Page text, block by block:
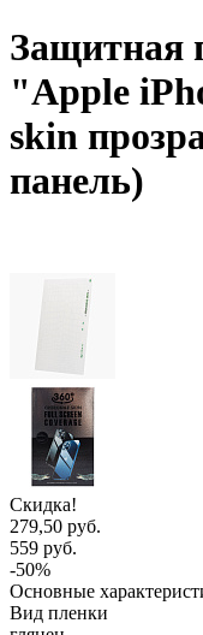
Защитная
"Apple
skin
панель)
Скидка!
279,50 руб.
559 руб.
-50%
Основные
Вид пленки